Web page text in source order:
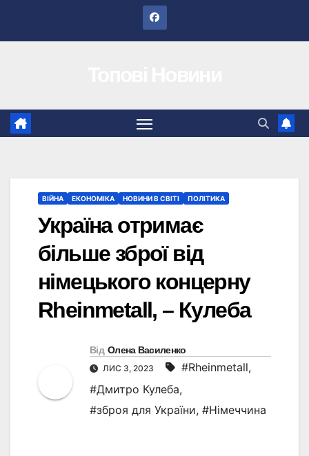
ВІЙНА ЕКОНОМІКА НОВИНИ В СВІТІ ПОЛІТИКА
Україна отримає
більше зброї від
німецького концерну
Rheinmetall, – Кулеба
Від Олена Василенко
ЛИС 3, 2023 #Rheinmetall,
#Дмитро Кулеба,
#зброя для України, #Німеччина